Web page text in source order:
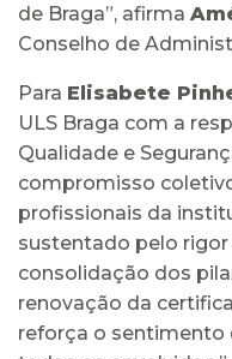
de Braga”, afirma
Conselho de
Para Elisabete
ULS Braga com a
Qualidade e
compromisso
profissionais da
sustentado pelo
consolidação dos
renovação da
reforça o sentimento